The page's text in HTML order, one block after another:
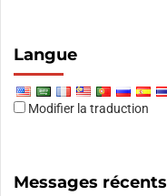
Langue
Modifier la traduction
Messages récents